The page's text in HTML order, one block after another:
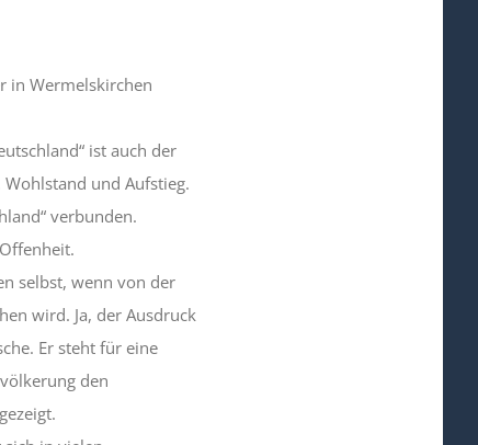
in Wermelskirchen
ist auch der
und Aufstieg.
verbunden.
selbst, wenn von der
wird. Ja, der Ausdruck
Er steht für eine
den